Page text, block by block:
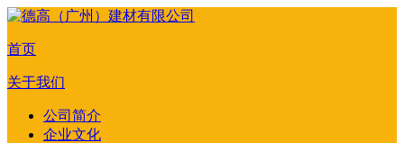
首页
关于我们
公司简介
企业文化